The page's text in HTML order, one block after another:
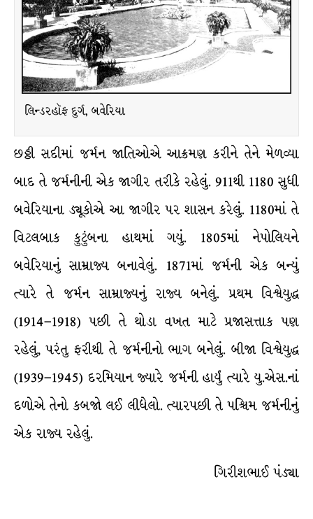
લિન્ડરહૉફ દુર્ગ, બવેરિયા
છઠ્ઠી સદીમાં જર્મન જાતિઓએ આક્રમણ કરીને તેને મેળવ્યા
બાદ તે જર્મનીની એક જાગીર તરીકે રહેલું. 911થી 1180 સુધી
બવેરિયાના ડ્યૂકોએ આ જાગીર પર શાસન કરેલું. 1180માં તે
વિટલબાક કુટુંબના હાથમાં ગયું. 1805માં નેપોલિયને
બવેરિયાનું સામ્રાજ્ય બનાવેલું. 1871માં જર્મની એક બન્યું
ત્યારે તે જર્મન સામ્રાજ્યનું રાજ્ય બનેલું. પ્રથમ વિશ્વેયુદ્ધ
(1914–1918) પછી તે થોડા વખત માટે પ્રજાસત્તાક પણ
રહેલું, પરંતુ ફરીથી તે જર્મનીનો ભાગ બનેલું. બીજા વિશ્વેયુદ્ધ
(1939–1945) દરમિયાન જ્યારે જર્મની હાર્યું ત્યારે યુ.એસ.નાં
દળોએ તેનો કબજો લઈ લીધેલો. ત્યારપછી તે પશ્ચિમ જર્મનીનું
એક રાજ્ય રહેલું.
ગિરીશભાઈ પંડ્યા